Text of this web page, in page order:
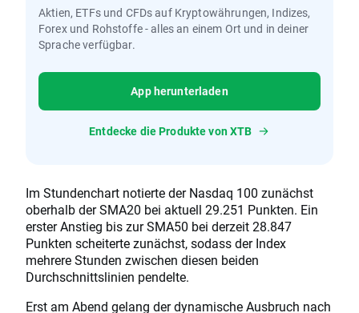
Aktien, ETFs und CFDs auf Kryptowährungen, Indizes,
Forex und Rohstoffe - alles an einem Ort und in deiner
Sprache verfügbar.
App herunterladen
Entdecke die Produkte von XTB
Im Stundenchart notierte der Nasdaq 100 zunächst
oberhalb der SMA20 bei aktuell 29.251 Punkten. Ein
erster Anstieg bis zur SMA50 bei derzeit 28.847
Punkten scheiterte zunächst, sodass der Index
mehrere Stunden zwischen diesen beiden
Durchschnittslinien pendelte.
Erst am Abend gelang der dynamische Ausbruch nach